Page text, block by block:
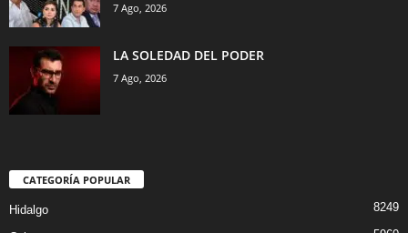
7 Ago, 2026
LA SOLEDAD DEL PODER
7 Ago, 2026
CATEGORÍA POPULAR
Hidalgo 8249